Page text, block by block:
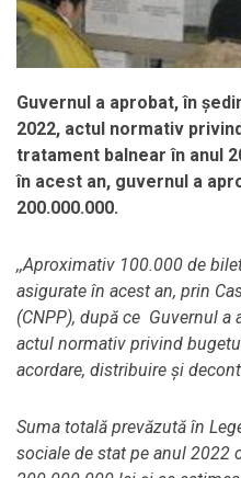
Guvernul a aprobat,în
2022, actul normativ
tratament balnear în anul
în acest an, guvernul a
200.000.000.
,,Aproximativ 100.000 de
asigurate în acest an, prin
(CNPP), după ce Guvernul a
actul normativ privind
acordare, distribuire şi
Suma totală prevăzută în
sociale de stat pe anul 2022